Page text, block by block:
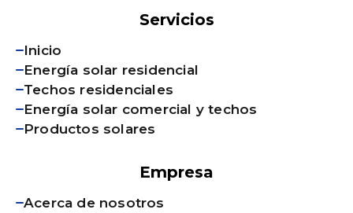
Servicios
Inicio
Energía solar residencial
Techos residenciales
Energía solar comercial y techos
Productos solares
Empresa
Acerca de nosotros